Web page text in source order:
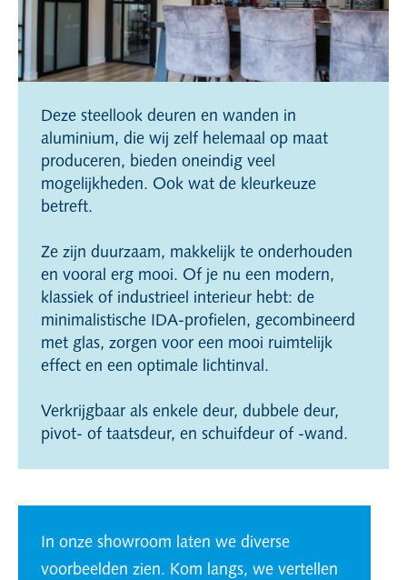
Deze steellook deuren en wanden in
aluminium, die wij zelf helemaal op maat
produceren, bieden oneindig veel
mogelijkheden. Ook wat de kleurkeuze
betreft.
Ze zijn duurzaam, makkelijk te onderhouden
en vooral erg mooi. Of je nu een modern,
klassiek of industrieel interieur hebt: de
minimalistische IDA-profielen, gecombineerd
met glas, zorgen voor een mooi ruimtelijk
effect en een optimale lichtinval.
Verkrijgbaar als enkele deur, dubbele deur,
pivot- of taatsdeur, en schuifdeur of -wand.
In onze showroom laten we diverse
voorbeelden zien. Kom langs, we vertellen